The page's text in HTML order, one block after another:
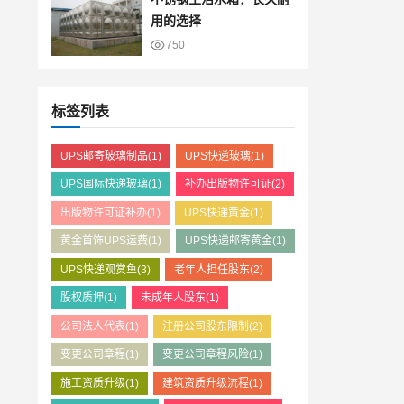
用的选择
750
标签列表
UPS邮寄玻璃制品(1) UPS快递玻璃(1)
UPS国际快递玻璃(1) 补办出版物许可证(2)
出版物许可证补办(1) UPS快递黄金(1)
黄金首饰UPS运费(1) UPS快递邮寄黄金(1)
UPS快递观赏鱼(3) 老年人担任股东(2)
股权质押(1) 未成年人股东(1)
公司法人代表(1) 注册公司股东限制 (2)
变更公司章程(1) 变更公司章程风险(1)
施工资质升级(1) 建筑资质升级流程(1)